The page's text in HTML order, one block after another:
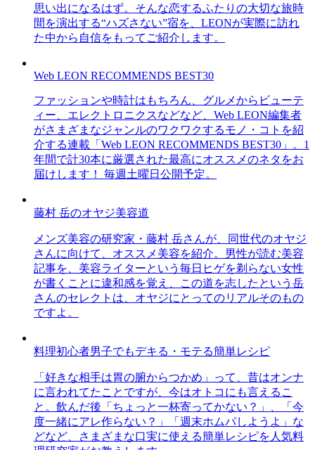
思い出になるはず。そんな恋するふたりの大切な旅時
間を演出する“ハズさない”宿を、LEONが実際に訪れ
た中から自信をもってご紹介します。
Web LEON RECOMMENDS BEST30
ファッションや時計はもちろん、グルメからビューテ
ィー、エレクトロニクスなどなど、Web LEON編集者
がさまざまなジャンルのワクワクするモノ・コトを紹
介する連載「Web LEON RECOMMENDS BEST30」。1
年間で計30本に厳選された最高にオススメのネタをお
届けします！ 毎週土曜日公開予定。
藤村 岳のオヤジ美容道
メンズ美容の研究家・藤村 岳さんが、同世代のオヤジ
さんに向けて、オススメ美容を紹介。男性が読む美容
記事を、美容ライターという毎日ヒゲを剃らない女性
が書くことに違和感を覚え、この道を志したという岳
さんのセレクトは、オヤジにとってのリアルそのもの
ですよ。
料理初心者男子でもデキる・モテる簡単レシピ
「好きな相手は胃の腑からつかめ」って、昔はオンナ
に言われてたことですが、今はオトコにも言えるこ
と。飲んだ後「ちょっと一杯寄ってかない？」、「今
度一緒にアレ作らない？」「週末ホムパしようよ」な
どなど、さまざまな口実に使える簡単レシピを人気料